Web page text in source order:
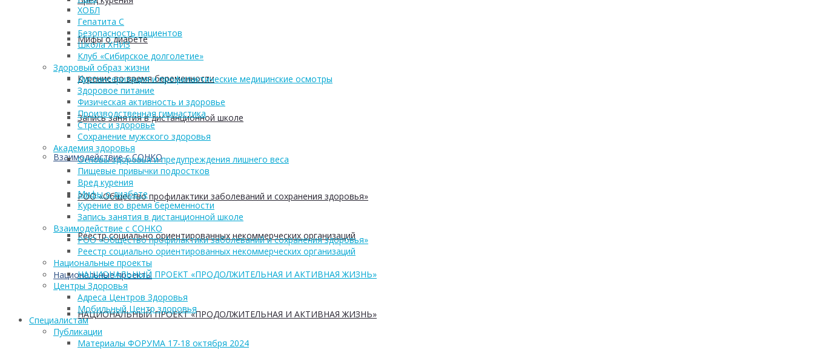
Мифы о диабете
Курение во время беременности
Запись занятия в дистанционной школе
Взаимодействие с СОНКО
РОО «Общество профилактики заболеваний и сохранения здоровья»
Реестр социально ориентированных некоммерческих организаций
Национальные проекты
НАЦИОНАЛЬНЫЙ ПРОЕКТ «ПРОДОЛЖИТЕЛЬНАЯ И АКТИВНАЯ ЖИЗНЬ»
ХОБЛ
Гепатита С
Безопасность пациентов
Школа ХНИЗ
Клуб «Сибирское долголетие»
Здоровый образ жизни
Диспансеризация и профилактические медицинские осмотры
Здоровое питание
Физическая активность и здоровье
Производственная гимнастика
Стресс и здоровье
Сохранение мужского здоровья
Академия здоровья
Основы здоровья и предупреждения лишнего веса
Пищевые привычки подростков
Вред курения
Мифы о диабете
Курение во время беременности
Запись занятия в дистанционной школе
Взаимодействие с СОНКО
РОО «Общество профилактики заболеваний и сохранения здоровья»
Реестр социально ориентированных некоммерческих организаций
Национальные проекты
НАЦИОНАЛЬНЫЙ ПРОЕКТ «ПРОДОЛЖИТЕЛЬНАЯ И АКТИВНАЯ ЖИЗНЬ»
Центры Здоровья
Адреса Центров Здоровья
Мобильный Центр здоровья
Cпециалистам
Публикации
Материалы ФОРУМА 17-18 октября 2024